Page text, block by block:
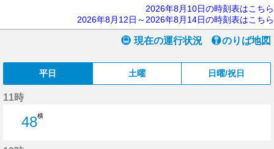
2026年8月10日の時刻表はこちら
2026年8月12日～2026年8月14日の時刻表はこちら
現在の運行状況 のりば地図
平日 土曜 日曜/祝日
11時
48横